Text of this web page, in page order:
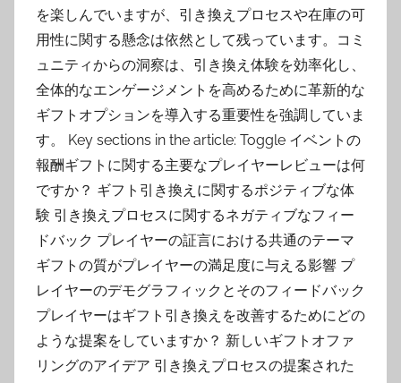
を楽しんでいますが、引き換えプロセスや在庫の可
用性に関する懸念は依然として残っています。コミ
ュニティからの洞察は、引き換え体験を効率化し、
全体的なエンゲージメントを高めるために革新的な
ギフトオプションを導入する重要性を強調していま
す。 Key sections in the article: Toggle イベントの
報酬ギフトに関する主要なプレイヤーレビューは何
ですか？ ギフト引き換えに関するポジティブな体
験 引き換えプロセスに関するネガティブなフィー
ドバック プレイヤーの証言における共通のテーマ
ギフトの質がプレイヤーの満足度に与える影響 プ
レイヤーのデモグラフィックとそのフィードバック
プレイヤーはギフト引き換えを改善するためにどの
ような提案をしていますか？ 新しいギフトオファ
リングのアイデア 引き換えプロセスの提案された